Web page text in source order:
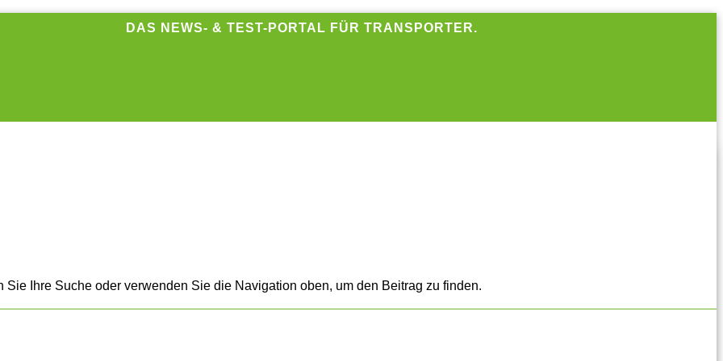
DAS NEWS- & TEST-PORTAL FÜR TRANSPORTER.
Ihre Suche oder verwenden Sie die Navigation oben, um den Beitrag zu finden.